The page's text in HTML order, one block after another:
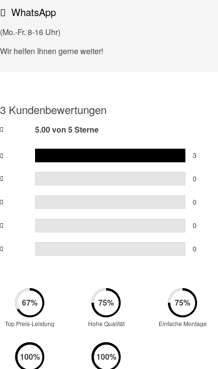
WhatsApp
(Mo.-Fr. 8-16 Uhr)
Wir helfen Ihnen gerne weiter!
3 Kundenbewertungen
5.00 von 5 Sterne
3
0
0
0
0
Top Preis-Leistung Hohe Qualität Einfache Montage